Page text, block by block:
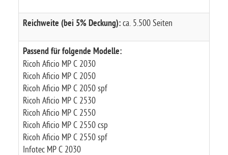
Reichweite (bei 5% Deckung): ca. 5.500 Seiten
Passend für folgende Modelle:
Ricoh Aficio MP C 2030
Ricoh Aficio MP C 2050
Ricoh Aficio MP C 2050 spf
Ricoh Aficio MP C 2530
Ricoh Aficio MP C 2550
Ricoh Aficio MP C 2550 csp
Ricoh Aficio MP C 2550 spf
Infotec MP C 2030